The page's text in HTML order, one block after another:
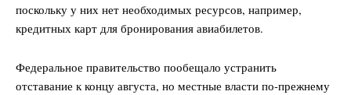
поскольку у них нет необходимых ресурсов, например,
кредитных карт для бронирования авиабилетов.
Федеральное правительство пообещало устранить
отставание к концу августа, но местные власти по-прежнему